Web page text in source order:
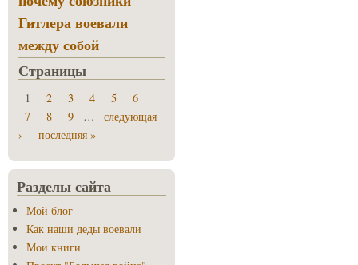
Гитлера воевали
между собой
Страницы
1 2 3 4 5
6
7
8 9 …
следующая
›
последняя »
Разделы сайта
Мой блог
Как наши деды воевали
Мои книги